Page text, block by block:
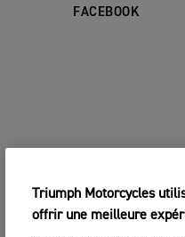
FACEBOOK
Triumph Motorcycles
offrir une meilleure